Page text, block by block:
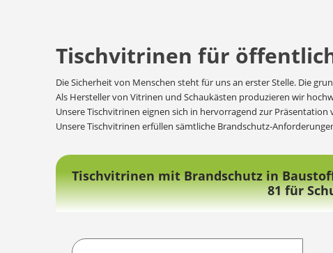
Tischvitrinen für
Die Sicherheit von Menschen steht für uns an erster Stelle. Die
Als Hersteller von Vitrinen und Schaukästen produzieren wir
Unsere Tischvitrinen eignen sich in hervorragend zur
Unsere Tischvitrinen erfüllen sämtliche Brandschutz-
Tischvitrinen mit Brandschutz in
81 für